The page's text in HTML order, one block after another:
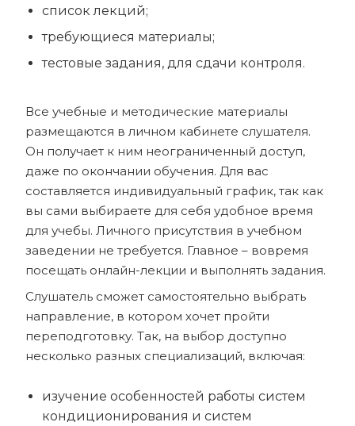
список лекций;
требующиеся материалы;
тестовые задания, для сдачи контроля.
Все учебные и методические материалы
размещаются в личном кабинете слушателя.
Он получает к ним неограниченный доступ,
даже по окончании обучения. Для вас
составляется индивидуальный график, так как
вы сами выбираете для себя удобное время
для учебы. Личного присутствия в учебном
заведении не требуется. Главное – вовремя
посещать онлайн-лекции и выполнять задания.
Слушатель сможет самостоятельно выбрать
направление, в котором хочет пройти
переподготовку. Так, на выбор доступно
несколько разных специализаций, включая:
изучение особенностей работы систем
кондиционирования и систем